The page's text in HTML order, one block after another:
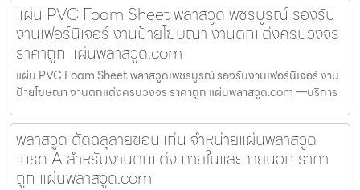
แผ่น PVC Foam Sheet พลาสวูดเพชรบูรณ์ รองรับ
งานเฟอร์นิเจอร์ งานป้ายโฆษณา งานตกแต่งครบวงจร
ราคาถูก แผ่นพลาสวูด.com
แผ่น PVC Foam Sheet พลาสวูดเพชรบูรณ์ รองรับงานเฟอร์นิเจอร์ งาน
ป้ายโฆษณา งานตกแต่งครบวงจร ราคาถูก แผ่นพลาสวูด.com —บริการ
พลาสวูด ตัดฉลุลายขอนแก่น จำหน่ายแผ่นพลาสวูด
เกรด A สำหรับงานตกแต่ง ภายในและภายนอก ราคา
ถูก แผ่นพลาสวูด.com